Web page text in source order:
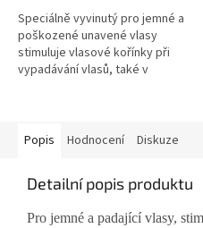
Speciálně vyvinutý pro jemné a
poškozené unavené vlasy
stimuluje vlasové kořínky při
vypadávání vlasů, také v
Popis Hodnocení Diskuze
Detailní popis produktu
Pro jemné a padající vlasy,